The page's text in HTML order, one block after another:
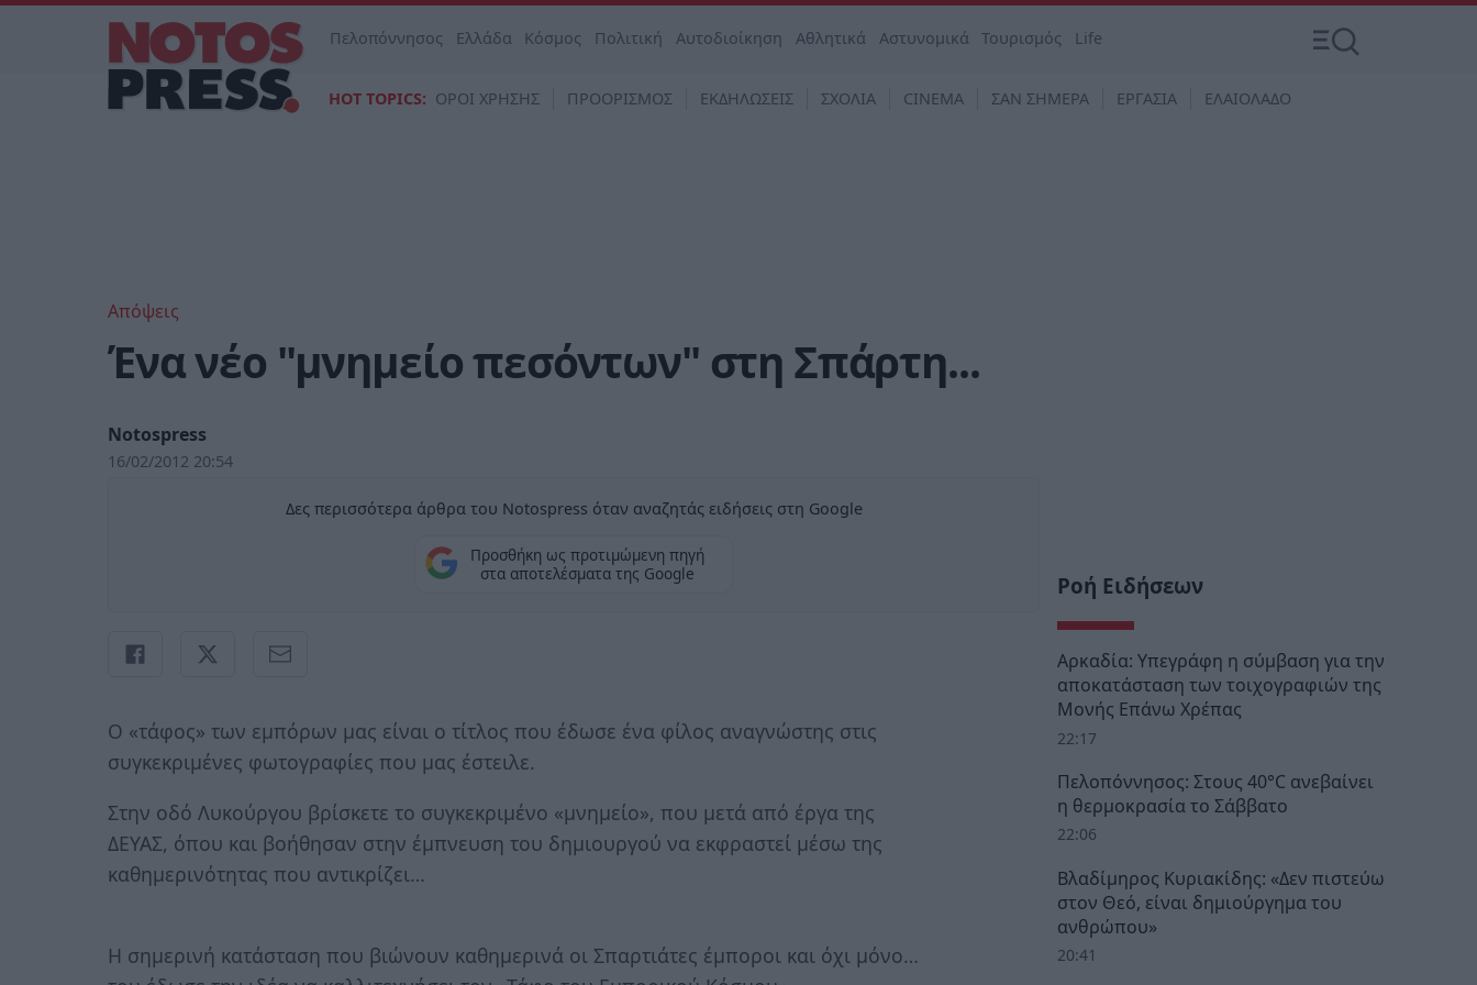
Πελοπόννησος Ελλάδα Κόσμος Πολιτική Αυτοδιοίκηση Αθλητικά Αστυνομικά Τουρισμός Life
HOT TOPICS: ΟΡΟΙ ΧΡΗΣΗΣ ΠΡΟΟΡΙΣΜΟΣ ΕΚΔΗΛΩΣΕΙΣ ΣΧΟΛΙΑ CINEMA ΣΑΝ ΣΗΜΕΡΑ ΕΡΓΑΣΙΑ ΕΛΑΙΟΛΑΔΟ
Απόψεις
Ένα νέο "μνημείο πεσόντων" στη Σπάρτη...
Notospress
16/02/2012 20:54
Δες περισσότερα άρθρα του Notospress όταν αναζητάς ειδήσεις στη Google
Προσθήκη ως προτιμώμενη πηγή
στα αποτελέσματα της Google
Ο «τάφος» των εμπόρων μας είναι ο τίτλος που έδωσε ένα φίλος αναγνώστης στις
συγκεκριμένες φωτογραφίες που μας έστειλε.
Στην οδό Λυκούργου βρίσκετε το συγκεκριμένο «μνημείο», που μετά από έργα της
ΔΕΥΑΣ, όπου και βοήθησαν στην έμπνευση του δημιουργού να εκφραστεί μέσω της
καθημερινότητας που αντικρίζει…
Η σημερινή κατάσταση που βιώνουν καθημερινά οι Σπαρτιάτες έμποροι και όχι μόνο…
Ροή Ειδήσεων
Αρκαδία: Υπεγράφη η σύμβαση για την
αποκατάσταση των τοιχογραφιών της
Μονής Επάνω Χρέπας
22:17
Πελοπόννησος: Στους 40°C ανεβαίνει
η θερμοκρασία το Σάββατο
22:06
Βλαδίμηρος Κυριακίδης: «Δεν πιστεύω
στον Θεό, είναι δημιούργημα του
ανθρώπου»
20:41